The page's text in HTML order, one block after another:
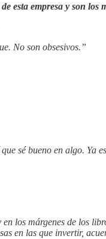
esta empresa y son los
No son obsesivos.”
sé bueno en algo. Ya
los márgenes de los
en las que invertir,